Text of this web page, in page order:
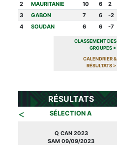
2
MAURITANIE 10 6
2
3
GABON 7 6
-2
4
SOUDAN 6 6 -7
CLASSEMENT DES
GROUPES>
CALENDRIER &
RÉSULTATS>
RÉSULTATS
< SÉLECTION A
Q CAN 2023
SAM 09/09/2023